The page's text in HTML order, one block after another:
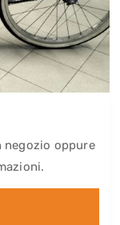
negozio oppure